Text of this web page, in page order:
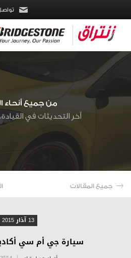
من جميع أنحاء
آخر التحديثات في
جميع المقالات
13 آذار 2015
سيارة جي أم سي أكاديا 2015